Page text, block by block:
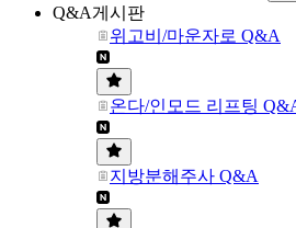
Q&A게시판
위고비/마운자로 Q&A
온다/인모드 리프팅
지방분해주사 Q&A